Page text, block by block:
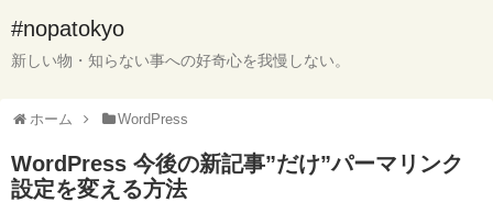
#nopatokyo
新しい物・知らない事への好奇心を我慢しない。
ホーム WordPress
WordPress 今後の新記事”だけ”パーマリンク
設定を変える方法